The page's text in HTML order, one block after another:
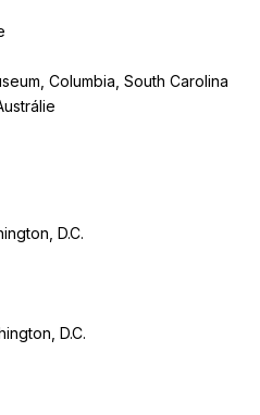
Columbia, South Carolina
D.C.
D.C.